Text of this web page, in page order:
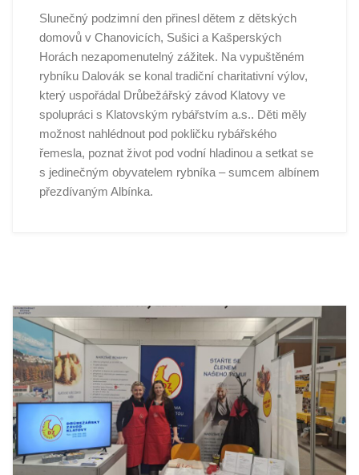
Slunečný podzimní den přinesl dětem z dětských
domovů v Chanovicích, Sušici a Kašperských
Horách nezapomenutelný zážitek. Na vypuštěném
rybníku Dalovák se konal tradiční charitativní výlov,
který uspořádal Drůbežářský závod Klatovy ve
spolupráci s Klatovským rybářstvím a.s.. Děti měly
možnost nahlédnout pod pokličku rybářského
řemesla, poznat život pod vodní hladinou a setkat se
s jedinečným obyvatelem rybníka – sumcem albínem
přezdívaným Albínka.